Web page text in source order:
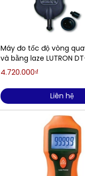
Máy đo tốc độ vòng
và bằng laze LUTRON
– 99.999 rpm)
4.720.000₫
Liên hệ